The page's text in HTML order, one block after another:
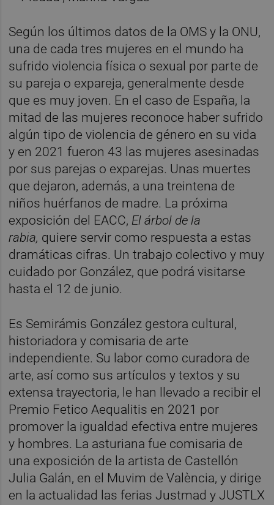
Según los últimos datos de la OMS y la ONU,
una de cada tres mujeres en el mundo ha
sufrido violencia física o sexual por parte de
su pareja o expareja, generalmente desde
que es muy joven. En el caso de España, la
mitad de las mujeres reconoce haber sufrido
algún tipo de violencia de género en su vida
y en 2021 fueron 43 las mujeres asesinadas
por sus parejas o exparejas. Unas muertes
que dejaron, además, a una treintena de
niños huérfanos de madre. La próxima
exposición del EACC, El árbol de la
rabia, quiere servir como respuesta a estas
dramáticas cifras. Un trabajo colectivo y muy
cuidado por González, que podrá visitarse
hasta el 12 de junio.
Es Semirámis González gestora cultural,
historiadora y comisaria de arte
independiente. Su labor como curadora de
arte, así como sus artículos y textos y su
extensa trayectoria, le han llevado a recibir el
Premio Fetico Aequalitis en 2021 por
promover la igualdad efectiva entre mujeres
y hombres. La asturiana fue comisaria de
una exposición de la artista de Castellón
Julia Galán, en el Muvim de València, y dirige
en la actualidad las ferias Justmad y JUSTLX